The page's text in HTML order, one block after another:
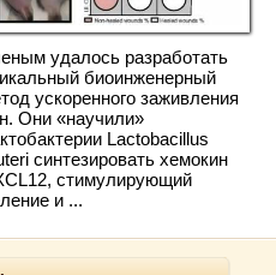
удалось разработать
биоинженерный
ускоренного заживления
Они «научили»
Lactobacillus
синтезировать хемокин
стимулирующий
и ...